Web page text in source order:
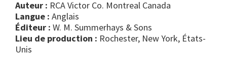
Auteur : RCA Victor Co. Montreal Canada
Langue : Anglais
Éditeur : W. M. Summerhays & Sons
Lieu de production : Rochester, New York, États-
Unis